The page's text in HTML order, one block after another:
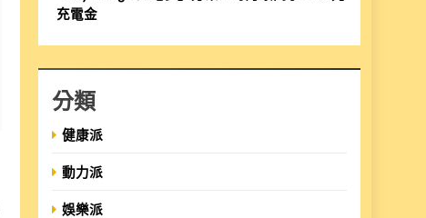
充電金
分類
健康派
動力派
娛樂派